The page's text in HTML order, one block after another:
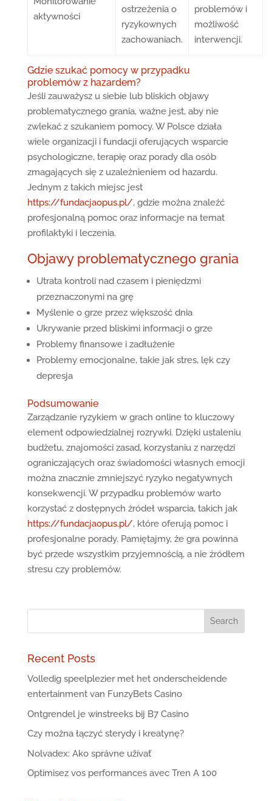
aktywności
ostrzeżenia o
ryzykownych
zachowaniach.
problemów i
możliwość
interwencji.
Gdzie szukać pomocy w przypadku
problemów z hazardem?
Jeśli zauważysz u siebie lub bliskich objawy
problematycznego grania, ważne jest, aby nie
zwlekać z szukaniem pomocy. W Polsce działa
wiele organizacji i fundacji oferujących wsparcie
psychologiczne, terapię oraz porady dla osób
zmagających się z uzależnieniem od hazardu.
Jednym z takich miejsc jest
https://fundacjaopus.pl/, gdzie można znaleźć
profesjonalną pomoc oraz informacje na temat
profilaktyki i leczenia.
Objawy problematycznego grania
Utrata kontroli nad czasem i pieniędzmi
przeznaczonymi na grę
Myślenie o grze przez większość dnia
Ukrywanie przed bliskimi informacji o grze
Problemy finansowe i zadłużenie
Problemy emocjonalne, takie jak stres, lęk czy
depresja
Podsumowanie
Zarządzanie ryzykiem w grach online to kluczowy
element odpowiedzialnej rozrywki. Dzięki ustaleniu
budżetu, znajomości zasad, korzystaniu z narzędzi
ograniczających oraz świadomości własnych emocji
można znacznie zmniejszyć ryzyko negatywnych
konsekwencji. W przypadku problemów warto
korzystać z dostępnych źródeł wsparcia, takich jak
https://fundacjaopus.pl/, które oferują pomoc i
profesjonalne porady. Pamiętajmy, że gra powinna
być przede wszystkim przyjemnością, a nie źródłem
stresu czy problemów.
Recent Posts
Volledig speelplezier met het onderscheidende
entertainment van FunzyBets Casino
Ontgrendel je winstreeks bij B7 Casino
Czy można łączyć sterydy i kreatynę?
Nolvadex: Ako správne užívať
Optimisez vos performances avec Tren A 100